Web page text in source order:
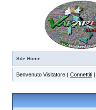
Site Home
Benvenuto Visitatore ( Connettiti|